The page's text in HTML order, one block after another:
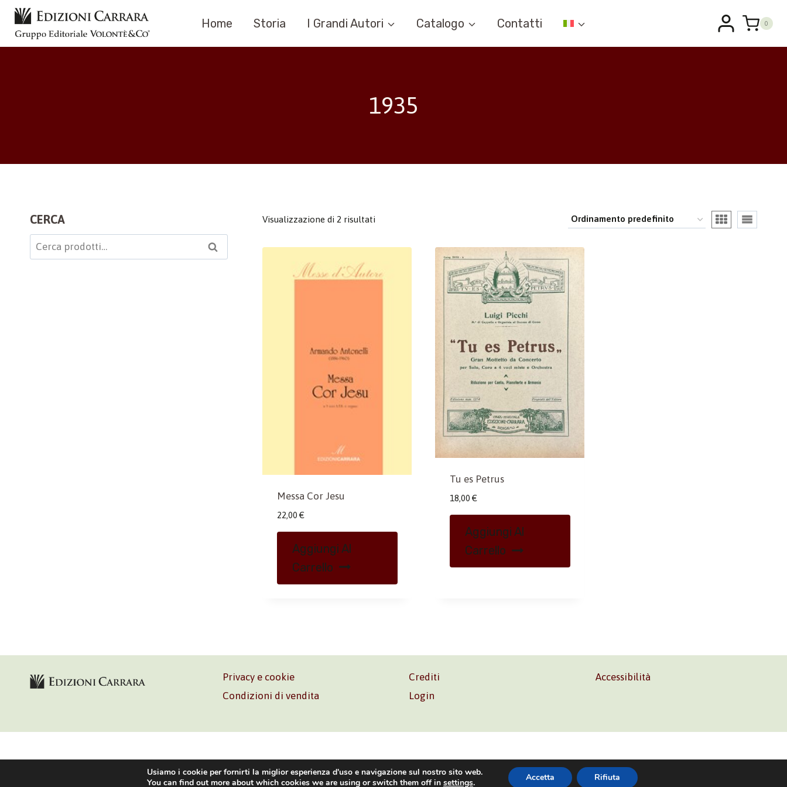
Salta
contenuto
Home Storia I Grandi Autori Catalogo Contatti 0
1935
Visualizzazione di 2 risultati
Messa Cor Jesu
22,00 €
Aggiungi Al
Carrello
Tu es Petrus
18,00 €
Aggiungi Al
Carrello
CERCA
Cerca: Cerca
Privacy e cookie
Condizioni di vendita
Crediti
Login
Accessibilità
Usiamo i cookie per fornirti la miglior esperienza d'uso e navigazione sul nostro sito web.
You can find out more about which cookies we are using or switch them off in settings. Accetta Rifiuta